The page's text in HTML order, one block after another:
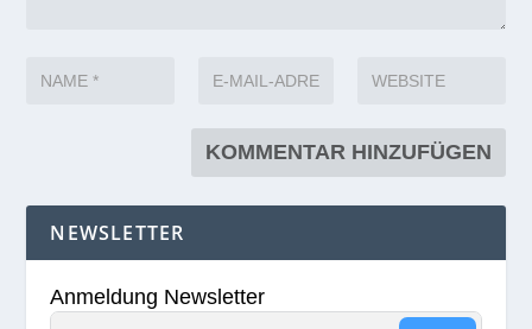
NEWSLETTER
Anmeldung Newsletter